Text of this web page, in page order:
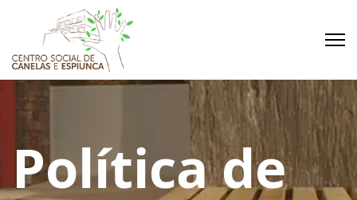
Política de